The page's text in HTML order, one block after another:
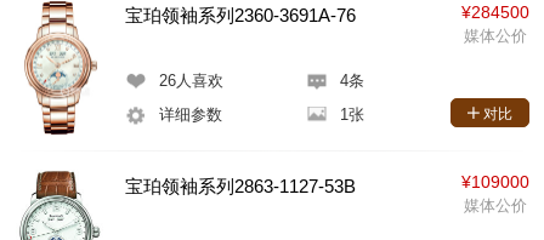
宝珀领袖系列2360-3691A-76
26人喜欢
4条
详细参数
1张
¥284500
媒体公价
对比
宝珀领袖系列2863-1127-53B ¥109000
媒体公价